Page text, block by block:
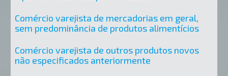
Comércio varejista de mercadorias em geral,
sem predominância de produtos alimentícios
Comércio varejista de outros produtos novos
não especificados anteriormente